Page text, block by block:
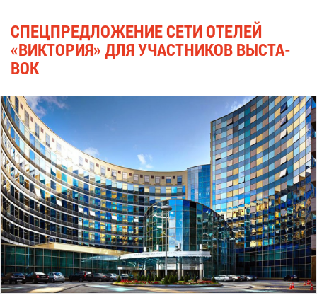
СПЕЦ­ПРЕД­ЛО­ЖЕ­НИЕ СЕ­ТИ ОТЕ­ЛЕЙ
«ВИК­ТО­РИЯ» ДЛЯ УЧАСТ­НИ­КОВ ВЫ­СТА­
ВОК